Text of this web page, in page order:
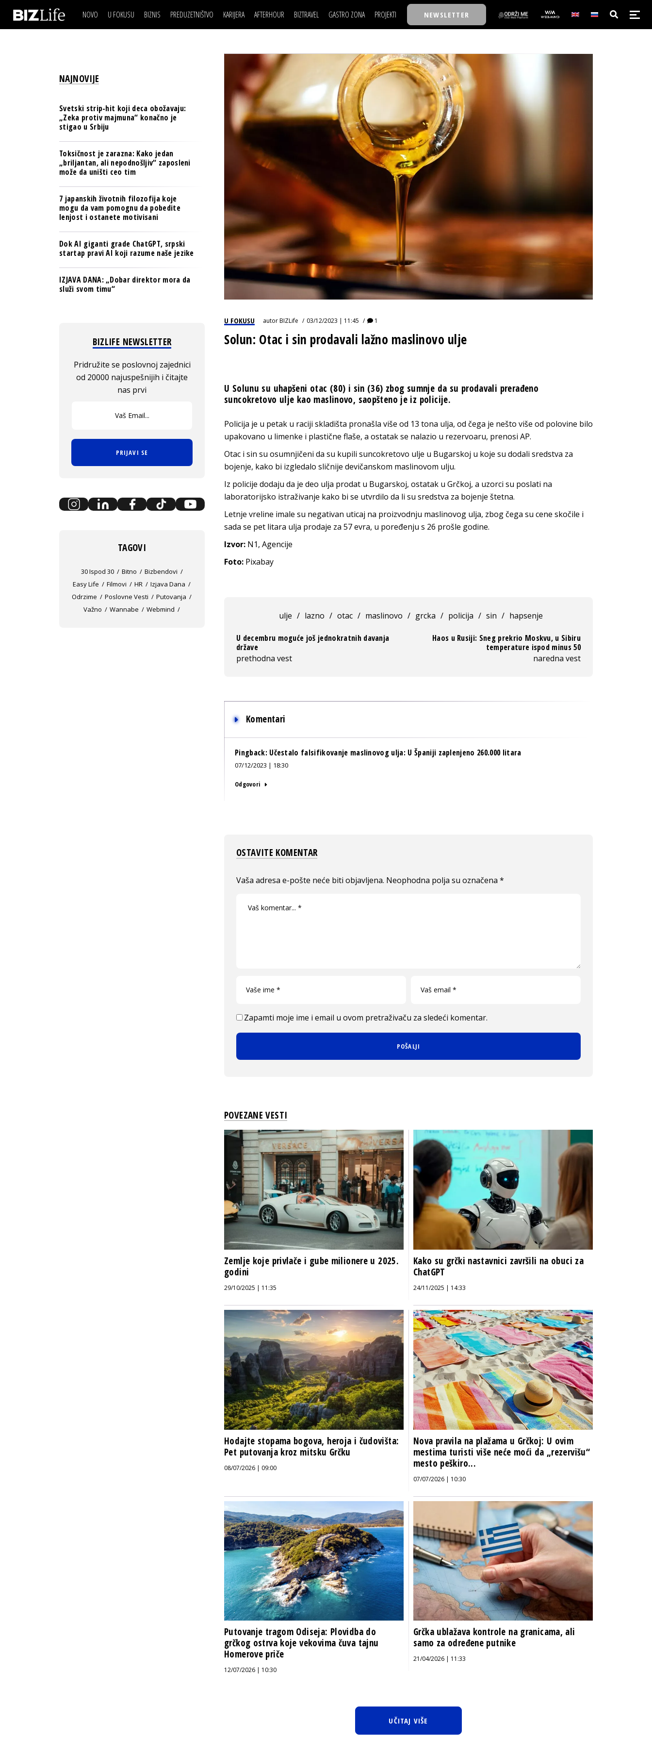
NOVO U FOKUSU BIZNIS
BANKE
TECH I AI
BIZNIS & SPORT
PULS REGIONA
NOVO NA RAFU
PREDUZETNIŠTVO KARIJERA
LJUDI (HR)
MOJ UGAO
USAVRŠAVANJE
KNOW-HOW
AFTERHOUR
KNJIGE
AUTO SVET
STIL
WELLBEING
BIZTRAVEL GASTRO ZONA PROJEKTI
TASTY TALKS
30 ISPOD 30
BACK TO OFFICE/SCHOOL
BIZBENDOVI
BIZKOLEGIJUM
BMW BIZNIS LIGA
BIZLIFE WEEK
IZJAVA GODINE
NEWSLETTER
IZJAVA DANABIZNIS SCENA
BREND I KOMUNIKACIJE
OSIGURANJE
TECH I AI
PULS REGIONA
POSAO
MOJ UGAO
USAVRŠAVANJE
KNOW-HOW
FILM I SCENA
AUTO SVET
STIL
WELLBEING
NAJKOLEGA
30 ISPOD 30
BACK TO OFFICE/SCHOOL
BIZBENDOVI
BIZKOLEGIJUM
BMW BIZNIS LIGA
BIZLIFE WEEK
IZJAVA GODINE
U FOKUSU autorBIZLife 03/12/2023 | 11:45 1
Solun: Otac i sin prodavali lažno maslinovo ulje
U Solunu su uhapšeni otac (80) i sin (36) zbog sumnje da su prodavali prerađeno
suncokretovo ulje kao maslinovo, saopšteno je iz policije.
Policija je u petak u raciji skladišta pronašla više od 13 tona ulja, od čega je nešto više od polovine bilo
upakovano u limenke i plastične flaše, a ostatak se nalazio u rezervoaru, prenosi AP.
Otac i sin su osumnjičeni da su kupili suncokretovo ulje u Bugarskoj u koje su dodali sredstva za
bojenje, kako bi izgledalo sličnije devičanskom maslinovom ulju.
Iz policije dodaju da je deo ulja prodat u Bugarskoj, ostatak u Grčkoj, a uzorci su poslati na
laboratorijsko istraživanje kako bi se utvrdilo da li su sredstva za bojenje štetna.
Letnje vreline imale su negativan uticaj na proizvodnju maslinovog ulja, zbog čega su cene skočile i
sada se pet litara ulja prodaje za 57 evra, u poređenju s 26 prošle godine.
Izvor: N1, Agencije
Foto: Pixabay
ulje / lazno / otac / maslinovo / grcka / policija / sin / hapsenje
U decembru moguće još jednokratnih davanja
države
prethodna vest
Haos u Rusiji: Sneg prekrio Moskvu, u Sibiru
temperature ispod minus 50
naredna vest
Komentari
Pingback: Učestalo falsifikovanje maslinovog ulja: U Španiji zaplenjeno 260.000 litara
07/12/2023 | 18:30
Odgovori
OSTAVITE KOMENTAR
Vaša adresa e-pošte neće biti objavljena. Neophodna polja su označena *
Zapamti moje ime i email u ovom pretraživaču za sledeći komentar.
POVEZANE VESTI
Zemlje koje privlače i gube milionere u 2025.
godini
29/10/2025 | 11:35
Kako su grčki nastavnici završili na obuci za
ChatGPT
24/11/2025 | 14:33
Hodajte stopama bogova, heroja i čudovišta:
Pet putovanja kroz mitsku Grčku
08/07/2026 | 09:00
Nova pravila na plažama u Grčkoj: U ovim
mestima turisti više neće moći da „rezervišu“
mesto peškiro...
07/07/2026 | 10:30
Putovanje tragom Odiseja: Plovidba do
grčkog ostrva koje vekovima čuva tajnu
Homerove priče
12/07/2026 | 10:30
Grčka ublažava kontrole na granicama, ali
samo za određene putnike
21/04/2026 | 11:33
UČITAJ VIŠE
NAJNOVIJE
Svetski strip-hit koji deca obožavaju:
„Zeka protiv majmuna“ konačno je
stigao u Srbiju
Toksičnost je zarazna: Kako jedan
„briljantan, ali nepodnošljiv“ zaposleni
može da uništi ceo tim
7 japanskih životnih filozofija koje
mogu da vam pomognu da pobedite
lenjost i ostanete motivisani
Dok AI giganti grade ChatGPT, srpski
startap pravi AI koji razume naše jezike
IZJAVA DANA: „Dobar direktor mora da
služi svom timu“
BIZLIFE NEWSLETTER
Pridružite se poslovnoj zajednici
od 20000 najuspešnijih i čitajte
nas prvi
PRIJAVI SE
TAGOVI
30 Ispod 30 Bitno
Bizbendovi
Easy Life
Filmovi HR
Izjava Dana
Odrzime
Poslovne Vesti
Putovanja
Važno
Wannabe Webmind